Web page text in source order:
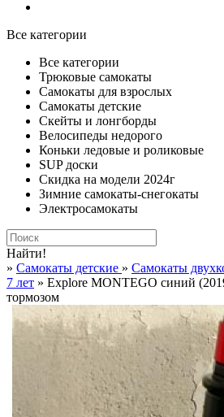
Все категории
Все категории
Трюковые самокаты
Самокаты для взрослых
Самокаты детские
Cкейты и лонгборды
Велосипеды недорого
Коньки ледовые и роликовые
SUP доски
Скидка на модели 2024г
Зимние самокаты-снегокаты
Электросамокаты
Найти!
» Самокаты детские » Самокаты
7 лет » Explore MONTEGO синий
тормозом